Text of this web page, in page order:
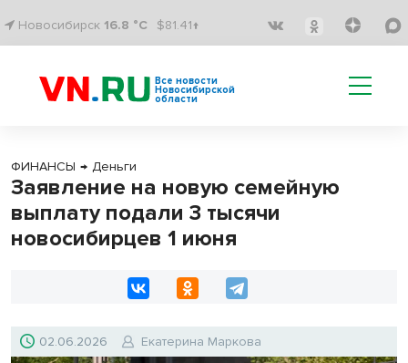
Новосибирск 16.8 °C $81.41↑
Все новости
Новосибирской
области
ФИНАНСЫ → Деньги
Заявление на новую семейную
выплату подали 3 тысячи
новосибирцев 1 июня
02.06.2026 Екатерина Маркова